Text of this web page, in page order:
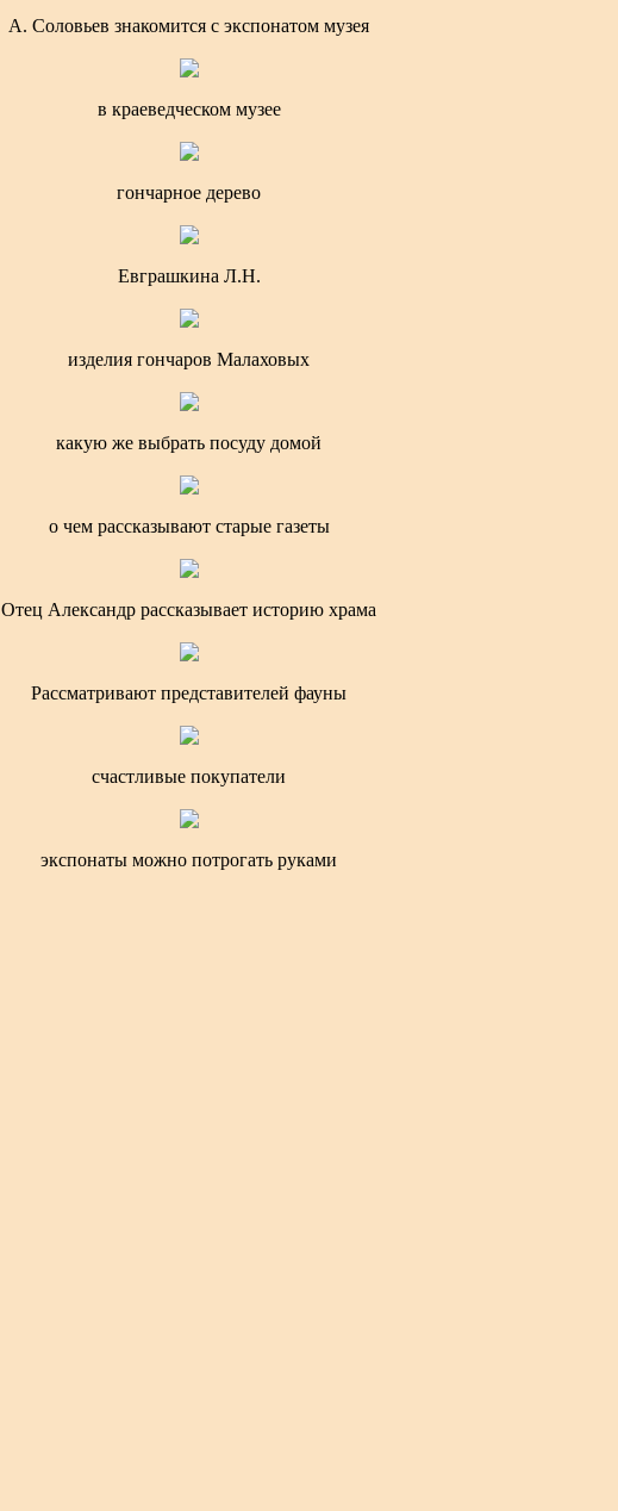
А. Соловьев знакомится с экспонатом музея
в краеведческом музее
гончарное дерево
Евграшкина Л.Н.
изделия гончаров Малаховых
какую же выбрать посуду домой
о чем рассказывают старые газеты
Отец Александр рассказывает историю храма
Рассматривают представителей фауны
счастливые покупатели
экспонаты можно потрогать руками